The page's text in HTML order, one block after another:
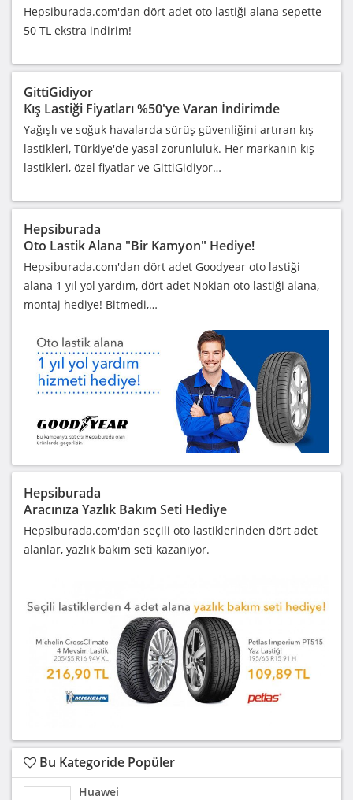
Hepsiburada.com'dan dört adet oto lastiği alana sepette
50 TL ekstra indirim!
GittiGidiyor
Kış Lastiği Fiyatları %50'ye Varan İndirimde
Yağışlı ve soğuk havalarda sürüş güvenliğini artıran kış
lastikleri, Türkiye'de yasal zorunluluk. Her markanın kış
lastikleri, özel fiyatlar ve GittiGidiyor…
Hepsiburada
Oto Lastik Alana "Bir Kamyon" Hediye!
Hepsiburada.com'dan dört adet Goodyear oto lastiği
alana 1 yıl yol yardım, dört adet Nokian oto lastiği alana,
montaj hediye! Bitmedi,…
Hepsiburada
Aracınıza Yazlık Bakım Seti Hediye
Hepsiburada.com'dan seçili oto lastiklerinden dört adet
alanlar, yazlık bakım seti kazanıyor.
Bu Kategoride Popüler
Huawei